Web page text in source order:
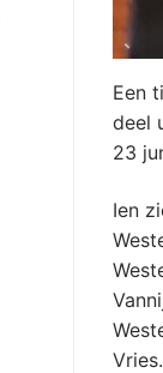
Een
deel
23
Ien
Vries.